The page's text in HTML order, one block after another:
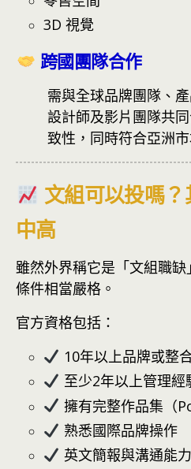
3D 視覺
跨國團隊合作
需與全球品牌團隊、
設計師及影片團隊共
致性，同時符合亞洲市
文組可以投嗎
中高
雖然外界稱它是「文組職
條件相當嚴格。
官方資格包括：
10年以上品牌或整
至少2年以上管理經
擁有完整作品集（
熟悉國際品牌操作
英文簡報與溝通能